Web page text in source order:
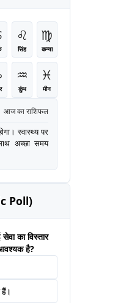
♌
सिंह
♍
कन्या
♒
कुंभ
♓
मीन
आज का राशिफल
स्वास्थ्य पर
अच्छा समय
Poll)
का विस्तार
है?
हैं।